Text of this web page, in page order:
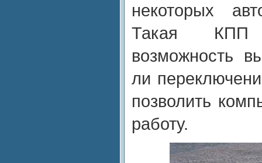
некоторых
Такая КПП
возможность
ли
позволить
работу.